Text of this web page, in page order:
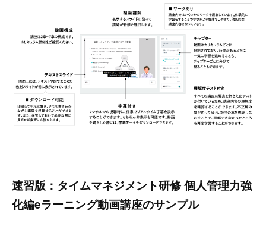
速習版：タイムマネジメント研修 個人管理力強
化編eラーニング動画講座のサンプル